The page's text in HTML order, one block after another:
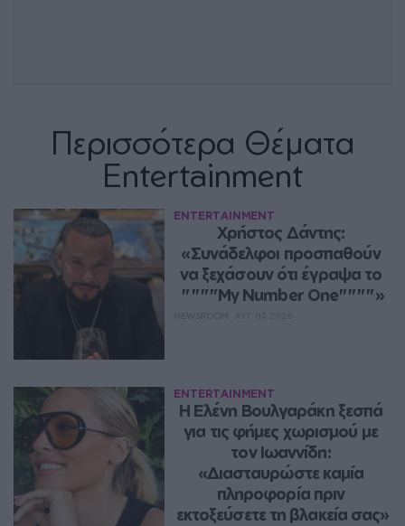
Περισσότερα Θέματα
Entertainment
ENTERTAINMENT
Χρήστος Δάντης:
«Συνάδελφοι προσπαθούν
να ξεχάσουν ότι έγραψα το
""""My Number One""""»
ENTERTAINMENT
Η Ελένη Βουλγαράκη ξεσπά
για τις φήμες χωρισμού με
τον Ιωαννίδη:
«Διασταυρώστε καμία
πληροφορία πριν
εκτοξεύσετε τη βλακεία σας»